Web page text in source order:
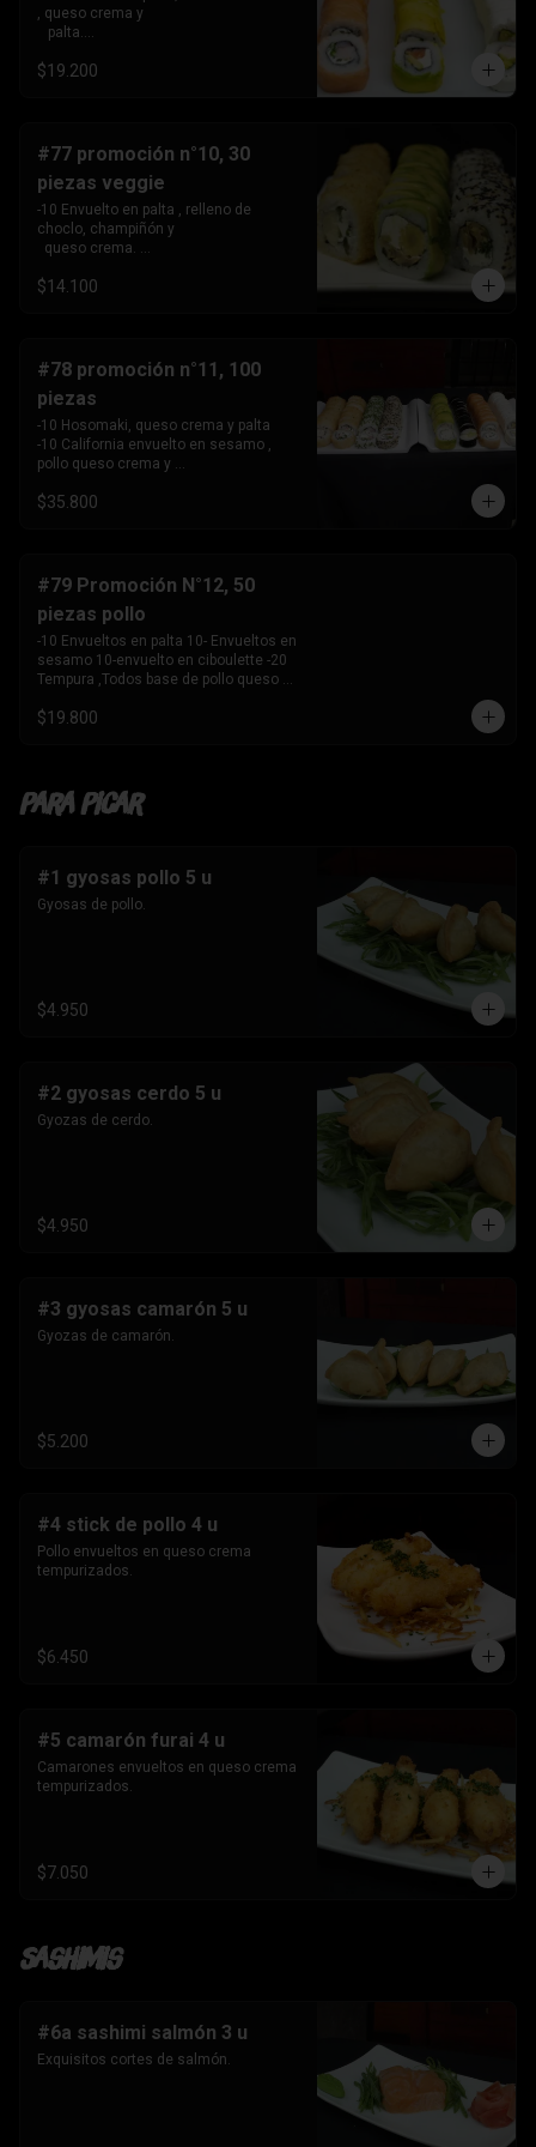
, queso crema y
   palta.
camarón, queso crema
$19.200
#77 promoción n°10, 30
piezas veggie
-10 Envuelto en palta , relleno de
choclo, champiñón y
  queso crema.
champiñón , queso
$14.100
#78 promoción n°11, 100
piezas
-10 Hosomaki, queso crema y palta
-10 California envuelto en sesamo ,
pollo queso crema y
-10 California envuelto en ciboulette ,
    cebollín.
-10 envuelto en palta , salmon, queso
crema y cebollín
-10 Envuelto en queso crema, palmito,
palta.
-10 Tempura, kanikama y palta
cebollín.
-1 Bebida
    Coca Cola sin azúcar 1.5 ltros
$35.800
#79 Promoción N°12, 50
piezas pollo
-10 Envueltos en palta 10- Envueltos en
sesamo 10-envuelto en ciboulette -20
Tempura ,Todos base de pollo queso
$19.800
Para Picar
#1 gyosas pollo 5 u
Gyosas de pollo.
$4.950
#2 gyosas cerdo 5 u
Gyozas de cerdo.
$4.950
#3 gyosas camarón 5 u
Gyozas de camarón.
$5.200
#4 stick de pollo 4 u
Pollo envueltos en queso crema
tempurizados.
$6.450
#5 camarón furai 4 u
Camarones envueltos en queso crema
tempurizados.
$7.050
Sashimis
#6a sashimi salmón 3 u
Exquisitos cortes de salmón.